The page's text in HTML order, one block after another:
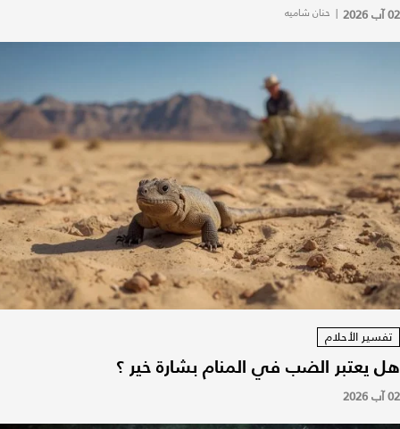
02 آب 2026 | حنان شاميه
تفسير الأحلام
هل يعتبر الضب في المنام بشارة خير ؟
02 آب 2026